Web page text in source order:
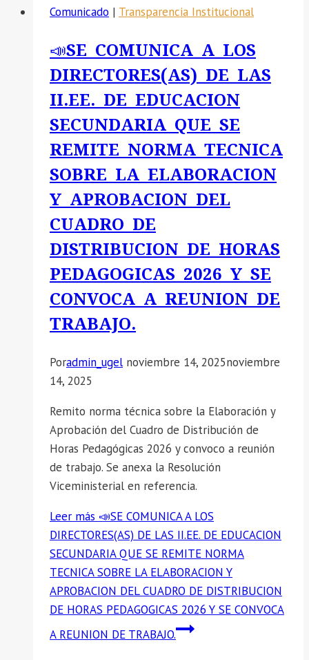
Comunicado | Transparencia Institucional
📣SE COMUNICA A LOS
DIRECTORES(AS) DE LAS
II.EE. DE EDUCACION
SECUNDARIA QUE SE
REMITE NORMA TECNICA
SOBRE LA ELABORACION
Y APROBACION DEL
CUADRO DE
DISTRIBUCION DE HORAS
PEDAGOGICAS 2026 Y SE
CONVOCA A REUNION DE
TRABAJO.
Poradmin_ugel noviembre 14, 2025noviembre
14, 2025
Remito norma técnica sobre la Elaboración y
Aprobación del Cuadro de Distribución de
Horas Pedagógicas 2026 y convoco a reunión
de trabajo. Se anexa la Resolución
Viceministerial en referencia.
Leer más 📣SE COMUNICA A LOS
DIRECTORES(AS) DE LAS II.EE. DE EDUCACION
SECUNDARIA QUE SE REMITE NORMA
TECNICA SOBRE LA ELABORACION Y
APROBACION DEL CUADRO DE DISTRIBUCION
DE HORAS PEDAGOGICAS 2026 Y SE CONVOCA
A REUNION DE TRABAJO.